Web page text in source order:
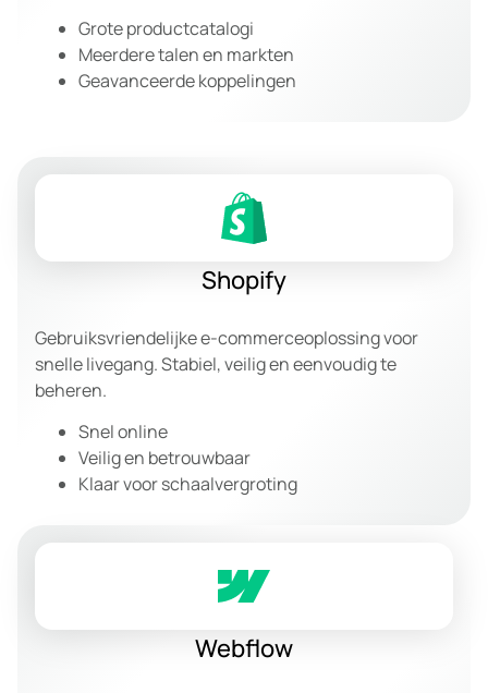
Grote productcatalogi
Meerdere talen en markten
Geavanceerde koppelingen
Shopify
Gebruiksvriendelijke e-commerceoplossing voor
snelle livegang. Stabiel, veilig en eenvoudig te
beheren.
Snel online
Veilig en betrouwbaar
Klaar voor schaalvergroting
Webflow